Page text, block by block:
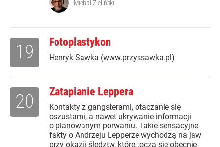
Michał Zieliński
Fotoplastykon
Henryk Sawka (www.przyssawka.pl)
19
Zatapianie Leppera
Kontakty z gangsterami, otaczanie się
oszustami, a nawet ukrywanie informacji
o planowanym porwaniu. Takie sensacyjne
fakty o Andrzeju Lepperze wychodzą na jaw
przy okazji śledztw, które toczą się obecnie
20